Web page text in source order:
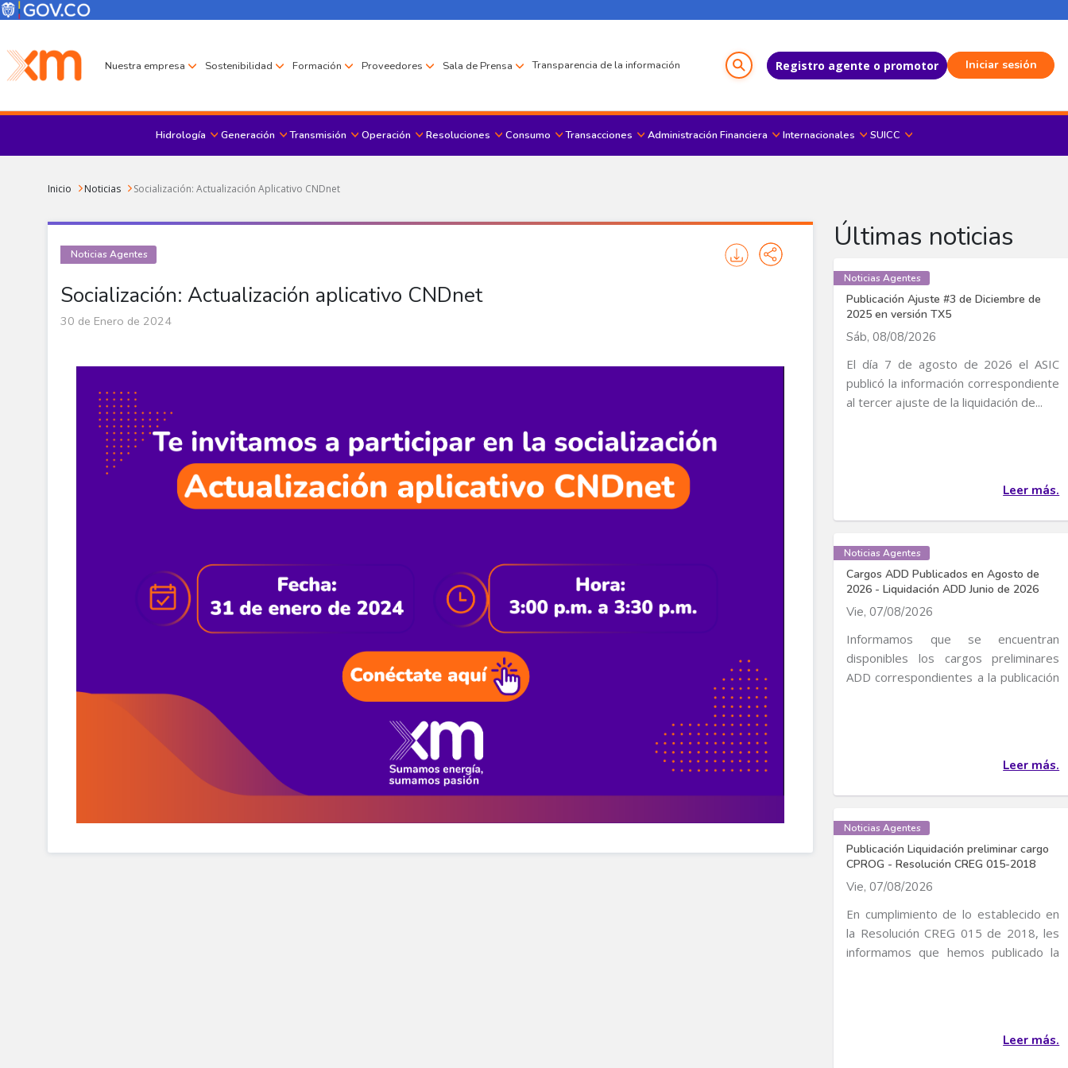
Pasar al contenido principal
Menú Corporativo
Menú de encabezado
Nuestra empresa Sostenibilidad Formación Proveedores Sala de Prensa Transparencia de la información Registro agente o promotor Iniciar sesión
Menu principal
Hidrología Generación Transmisión Operación Resoluciones Consumo Transacciones Administración Financiera Internacionales SUICC
Sobrescribir enlaces de ayuda a la navegación
Inicio Noticias Socialización: Actualización Aplicativo CNDnet
Socialización: Actualización aplicativo CNDnet
Noticias Agentes
30 de Enero de 2024
Últimas noticias
Noticias Agentes
Publicación Ajuste #3 de Diciembre de
2025 en versión TX5
Sáb, 08/08/2026
El día 7 de agosto de 2026 el ASIC
publicó la información correspondiente
al tercer ajuste de la liquidación de...
Leer más.
Noticias Agentes
Cargos ADD Publicados en Agosto de
2026 - Liquidación ADD Junio de 2026
Vie, 07/08/2026
Informamos que se encuentran
disponibles los cargos preliminares
ADD correspondientes a la publicación
Leer más.
Noticias Agentes
Publicación Liquidación preliminar cargo
CPROG - Resolución CREG 015-2018
Vie, 07/08/2026
En cumplimiento de lo establecido en
la Resolución CREG 015 de 2018, les
informamos que hemos publicado la
Leer más.